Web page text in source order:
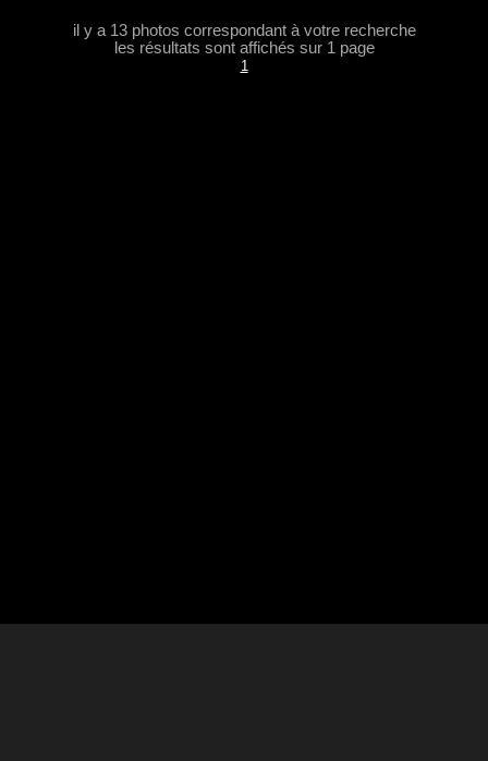
il y a 13 photos correspondant à votre recherche
les résultats sont affichés sur 1 page
1